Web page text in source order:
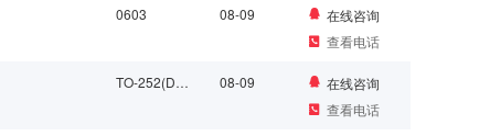
0603 08-09
在线咨询
查看电话
TO-252(DPAK) 08-09
在线咨询
查看电话